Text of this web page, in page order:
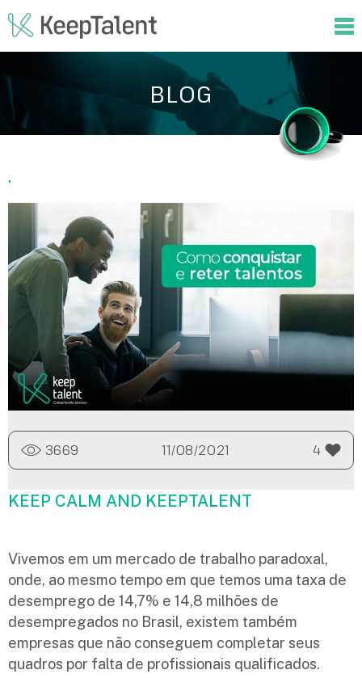
BLOG
.
3669 11/08/2021 4
KEEP CALM AND KEEPTALENT
Vivemos em um mercado de trabalho paradoxal,
onde, ao mesmo tempo em que temos uma taxa de
desemprego de 14,7% e 14,8 milhões de
desempregados no Brasil, existem também
empresas que não conseguem completar seus
quadros por falta de profissionais qualificados.